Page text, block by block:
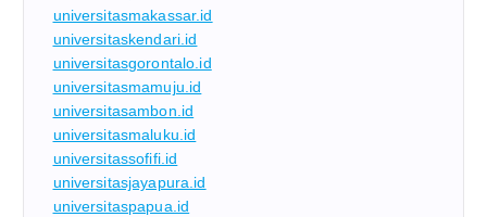
universitasmakassar.id
universitaskendari.id
universitasgorontalo.id
universitasmamuju.id
universitasambon.id
universitasmaluku.id
universitassofifi.id
universitasjayapura.id
universitaspapua.id